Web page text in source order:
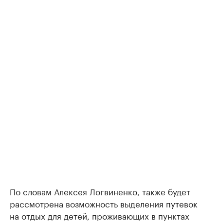
По словам Алексея Логвиненко, также будет
рассмотрена возможность выделения путевок
на отдых для детей, проживающих в пунктах